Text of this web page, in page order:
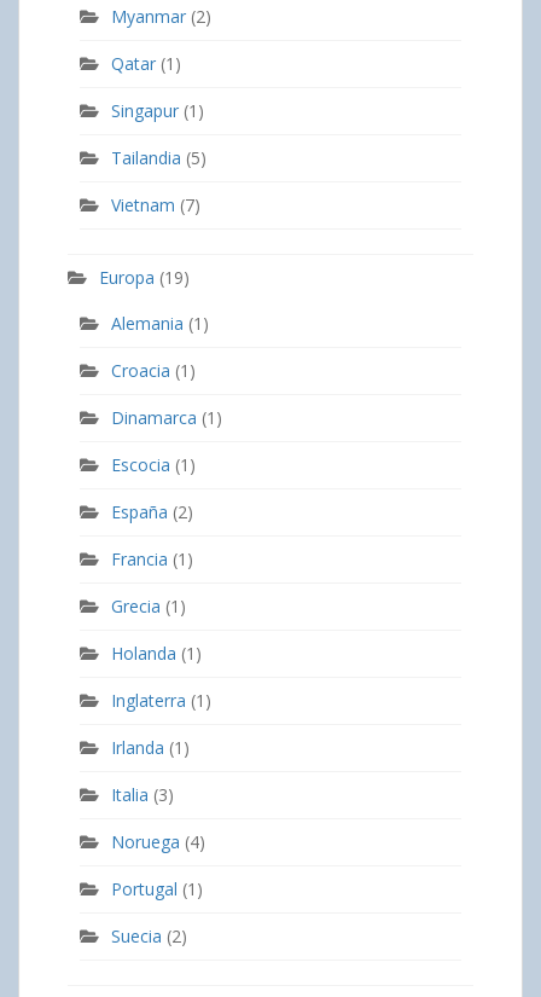
Myanmar (2)
Qatar (1)
Singapur (1)
Tailandia (5)
Vietnam (7)
Europa (19)
Alemania (1)
Croacia (1)
Dinamarca (1)
Escocia (1)
España (2)
Francia (1)
Grecia (1)
Holanda (1)
Inglaterra (1)
Irlanda (1)
Italia (3)
Noruega (4)
Portugal (1)
Suecia (2)